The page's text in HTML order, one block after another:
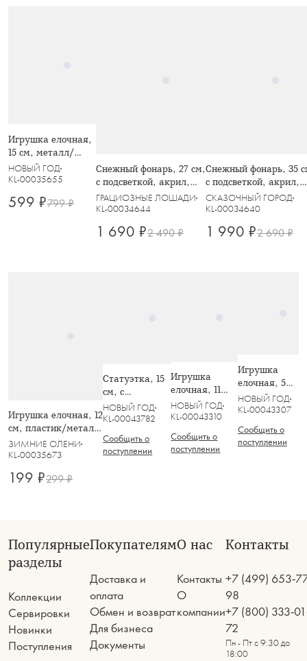
Игрушка елочная,
15 см, металл/
ткань,
серебристая,
НОВЫЙ ГОД
KL-00035655
599 ₽799 ₽
Снежный фонарь, 27 см,
с подсветкой, акрил,
серебристый, Ель с
летающими блестками,
ГРАЦИОЗНЫЕ ЛОШАДИ
KL-00034644
1 690 ₽2 490 ₽
Снежный фонарь, 35
с подсветкой, акрил,
шампань, Ель с
блестками, Event
СКАЗОЧНЫЙ ГОРОД
KL-00034640
1 990 ₽2 690 ₽
Игрушка елочная, 12
см, пластик/металл,
серебристая,
Колокольчик, Event
ЗИМНИЕ ОЛЕНИ
KL-00035673
199 ₽299 ₽
Статуэтка, 15
см, с
подвесками,
стекло,
Ель со
снежинками,
НОВЫЙ ГОД
KL-00043782
Сообщить о
поступлении
Игрушка
елочная, 11
см, стекло,
серебристая,
НОВЫЙ ГОД
KL-00043310
Сообщить о
поступлении
Игрушка
елочная, 5
см, стекло,
золотистая,
качалка,
Event
НОВЫЙ ГОД
KL-00043307
Сообщить о
поступлении
Популярные
разделы
Коллекции
Сервировки
Новинки
Поступления
Покупателям
Доставка и
оплата
Обмен и возврат
Для бизнеса
Документы
О нас
Контакты
О
компании
Контакты
+7 (499) 653-
98
+7 (800) 333-
72
Пн - Пт с 9:30 до
18:00